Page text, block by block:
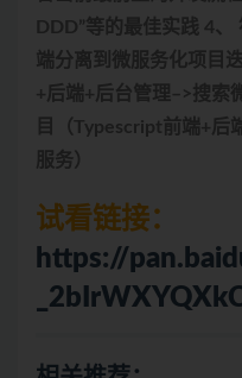
DDD”等的最佳实践 4
端分离到微服务化项目
+后端+后台管理–>搜索
目（Typescript前端+后
服务）
试看链接：
https://